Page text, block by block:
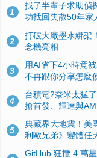
1
找了半輩子求助偵
功找回失散50年家
2
打破大廠墨水綁架
念機亮相
3
用AI省下4小時竟
不再跟你分享怎麼
4
台積電2奈米太猛
搶首發、輝達與
5
典藏界大地震！美
利歐兄弟》變體任
GitHub 狂攬 4 萬